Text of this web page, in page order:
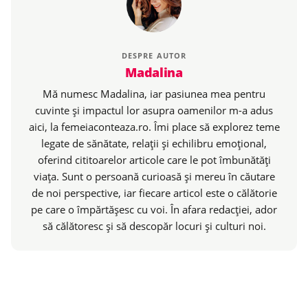
DESPRE AUTOR
Madalina
Mă numesc Madalina, iar pasiunea mea pentru
cuvinte și impactul lor asupra oamenilor m-a adus
aici, la femeiaconteaza.ro. Îmi place să explorez teme
legate de sănătate, relații și echilibru emoțional,
oferind cititoarelor articole care le pot îmbunătăți
viața. Sunt o persoană curioasă și mereu în căutare
de noi perspective, iar fiecare articol este o călătorie
pe care o împărtășesc cu voi. În afara redacției, ador
să călătoresc și să descopăr locuri și culturi noi.